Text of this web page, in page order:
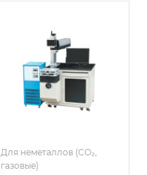
Для неметаллов (CO₂,
газовые)